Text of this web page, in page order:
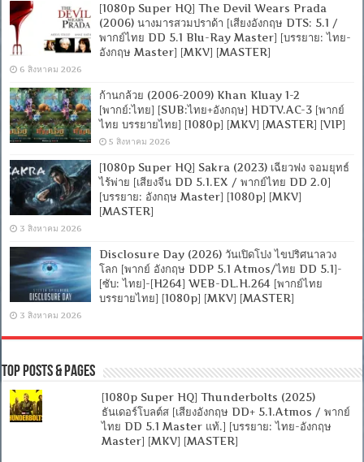
[1080p Super HQ] The Devil Wears Prada
(2006) นางมารสวมปราด้า [เสียงอังกฤษ DTS: 5.1 /
พากย์ไทย DD 5.1 Blu-Ray Master] [บรรยาย: ไทย-
อังกฤษ Master] [MKV] [MASTER]
6 สิงหาคม 2026
ก้านกล้วย (2006-2009) Khan Kluay 1-2
[พากย์:ไทย] [SUB:ไทย+อังกฤษ] HDTV.AC-3 [พากย์
ไทย บรรยายไทย] [1080p] [MKV] [MASTER] [VIP]
5 สิงหาคม 2026
[1080p Super HQ] Sakra (2023) เฉียวฟง จอมยุทธ์
ไร้พ่าย [เสียงจีน DD 5.1.EX / พากย์ไทย DD 2.0]
[บรรยาย: อังกฤษ Master] [1080p] [MKV]
[MASTER]
3 สิงหาคม 2026
Disclosure Day (2026) วันเปิดโปง ไขปริศนาลวง
โลก [พากย์ อังกฤษ DDP 5.1 Atmos/ไทย DD 5.1]-
[ซับ: ไทย]-[H264] WEB-DL.H.264 [พากย์ไทย
บรรยายไทย] [1080p] [MKV] [MASTER]
3 สิงหาคม 2026
Top Posts & Pages
[1080p Super HQ] Thunderbolts (2025)
ธันเดอร์โบลต์ส [เสียงอังกฤษ DD+ 5.1.Atmos / พากย์
ไทย DD 5.1 Master แท้.] [บรรยาย: ไทย-อังกฤษ
Master] [MKV] [MASTER]